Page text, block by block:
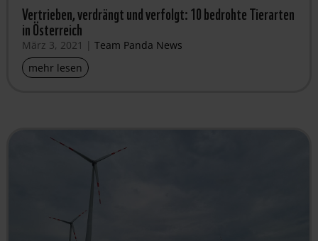
Vertrieben, verdrängt und verfolgt: 10 bedrohte Tierarten
in Österreich
März 3, 2021 | Team Panda News
mehr lesen